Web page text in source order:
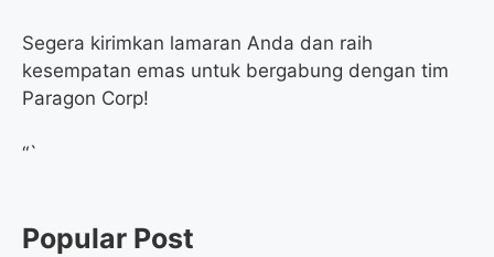
Segera kirimkan lamaran Anda dan raih
kesempatan emas untuk bergabung dengan tim
Paragon Corp!
“`
Popular Post